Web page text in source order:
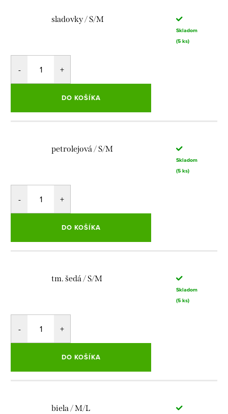
sladovky / S/M
Skladom
(5 ks)
DO KOŠÍKA
petrolejová / S/M
Skladom
(5 ks)
DO KOŠÍKA
tm. šedá / S/M
Skladom
(5 ks)
DO KOŠÍKA
biela / M/L